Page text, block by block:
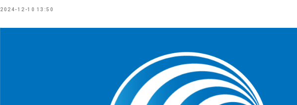
2024-12-10 13:50